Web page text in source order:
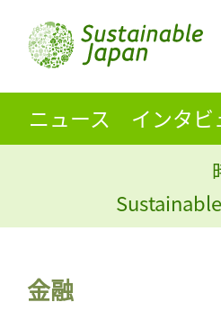
ニュース インタビ
金融